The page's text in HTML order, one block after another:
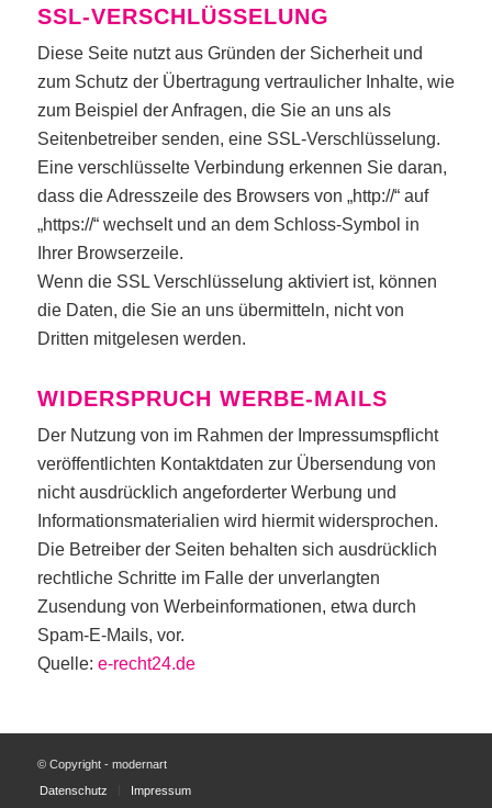
SSL-VERSCHLÜSSELUNG
Diese Seite nutzt aus Gründen der Sicherheit und
zum Schutz der Übertragung vertraulicher Inhalte, wie
zum Beispiel der Anfragen, die Sie an uns als
Seitenbetreiber senden, eine SSL-Verschlüsselung.
Eine verschlüsselte Verbindung erkennen Sie daran,
dass die Adresszeile des Browsers von „http://“ auf
„https://“ wechselt und an dem Schloss-Symbol in
Ihrer Browserzeile.
Wenn die SSL Verschlüsselung aktiviert ist, können
die Daten, die Sie an uns übermitteln, nicht von
Dritten mitgelesen werden.
WIDERSPRUCH WERBE-MAILS
Der Nutzung von im Rahmen der Impressumspflicht
veröffentlichten Kontaktdaten zur Übersendung von
nicht ausdrücklich angeforderter Werbung und
Informationsmaterialien wird hiermit widersprochen.
Die Betreiber der Seiten behalten sich ausdrücklich
rechtliche Schritte im Falle der unverlangten
Zusendung von Werbeinformationen, etwa durch
Spam-E-Mails, vor.
Quelle: e-recht24.de
© Copyright - modernart
Datenschutz
Impressum